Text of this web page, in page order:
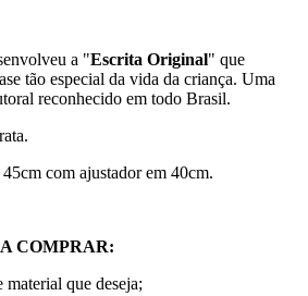
a "Escrita Original" que
tão especial da vida da criança. Uma
reconhecido em todo Brasil.
45cm com ajustador em 40cm.
COMPRAR:
material que deseja;